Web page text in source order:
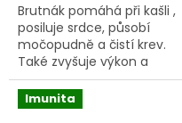
Brutnák pomáhá při kašli ,
posiluje srdce, působí
močopudně a čistí krev.
Také zvyšuje výkon a
napomáhá s otoky nohou.
Imunita